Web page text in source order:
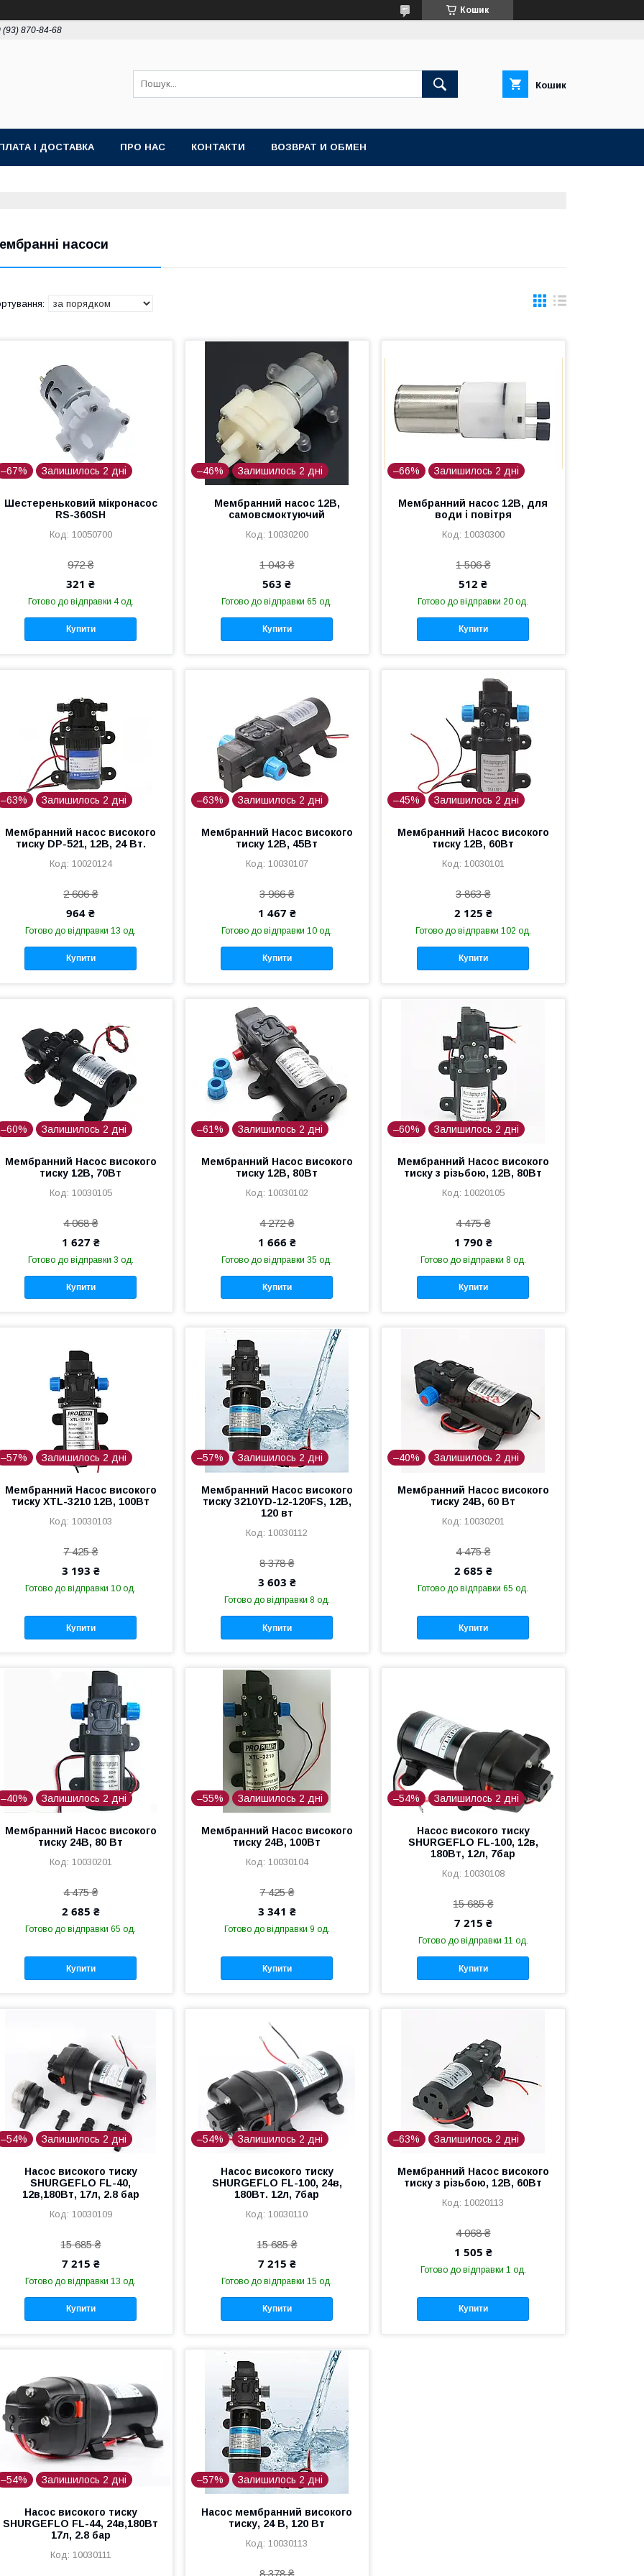
Кошик
(93) 870-84-68
Кошик
І ДОСТАВКА ПРО НАС КОНТАКТИ ВОЗВРАТ И ОБМЕН
насоси
–67% Залишилось 2 дні
Шестереньковий мікронасос
RS-360SH
10050700
972 ₴
321 ₴
Готово до відправки 4 од.
Купити
–46% Залишилось 2 дні
Мембранний насос 12В,
самовсмоктуючий
10030200
1 043 ₴
563 ₴
Готово до відправки 65 од.
Купити
–66% Залишилось 2 дні
Мембранний насос 12В, для
води і повітря
10030300
1 506 ₴
512 ₴
Готово до відправки 20 од.
Купити
–63% Залишилось 2 дні
Мембранний насос високого
тиску DP-521, 12В, 24 Вт.
10020124
2 606 ₴
964 ₴
Готово до відправки 13 од.
Купити
–63% Залишилось 2 дні
Мембранний Насос високого
тиску 12В, 45Вт
10030107
3 966 ₴
1 467 ₴
Готово до відправки 10 од.
Купити
–45% Залишилось 2 дні
Мембранний Насос високого
тиску 12В, 60Вт
10030101
3 863 ₴
2 125 ₴
Готово до відправки 102 од.
Купити
–60% Залишилось 2 дні
Мембранний Насос високого
тиску 12В, 70Вт
10030105
4 068 ₴
1 627 ₴
Готово до відправки 3 од.
Купити
–61% Залишилось 2 дні
Мембранний Насос високого
тиску 12В, 80Вт
10030102
4 272 ₴
1 666 ₴
Готово до відправки 35 од.
Купити
–60% Залишилось 2 дні
Мембранний Насос високого
тиску з різьбою, 12В, 80Вт
10020105
4 475 ₴
1 790 ₴
Готово до відправки 8 од.
Купити
–57% Залишилось 2 дні
Мембранний Насос високого
тиску XTL-3210 12В, 100Вт
10030103
7 425 ₴
3 193 ₴
Готово до відправки 10 од.
Купити
–57% Залишилось 2 дні
Мембранний Насос високого
тиску 3210YD-12-120FS, 12В,
120 вт
10030112
8 378 ₴
3 603 ₴
Готово до відправки 8 од.
Купити
–40% Залишилось 2 дні
Мембранний Насос високого
тиску 24В, 60 Вт
10030201
4 475 ₴
2 685 ₴
Готово до відправки 65 од.
Купити
–40% Залишилось 2 дні
Мембранний Насос високого
тиску 24В, 80 Вт
10030201
4 475 ₴
2 685 ₴
Готово до відправки 65 од.
Купити
–55% Залишилось 2 дні
Мембранний Насос високого
тиску 24В, 100Вт
10030104
7 425 ₴
3 341 ₴
Готово до відправки 9 од.
Купити
–54% Залишилось 2 дні
Насос високого тиску
SHURGEFLO FL-100, 12в,
180Вт, 12л, 7бар
10030108
15 685 ₴
7 215 ₴
Готово до відправки 11 од.
Купити
–54% Залишилось 2 дні
Насос високого тиску
SHURGEFLO FL-40,
12в,180Вт, 17л, 2.8 бар
10030109
15 685 ₴
7 215 ₴
Готово до відправки 13 од.
Купити
–54% Залишилось 2 дні
Насос високого тиску
SHURGEFLO FL-100, 24в,
180Вт. 12л, 7бар
10030110
15 685 ₴
7 215 ₴
Готово до відправки 15 од.
Купити
–63% Залишилось 2 дні
Мембранний Насос високого
тиску з різьбою, 12В, 60Вт
10020113
4 068 ₴
1 505 ₴
Готово до відправки 1 од.
Купити
–54% Залишилось 2 дні
Насос високого тиску
SHURGEFLO FL-44, 24в,180Вт
17л, 2.8 бар
10030111
–57% Залишилось 2 дні
Насос мембранний високого
тиску, 24 В, 120 Вт
10030113
8 378 ₴